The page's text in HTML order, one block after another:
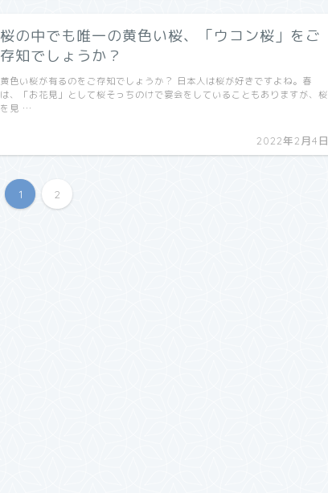
桜の中でも唯一の黄色い桜、「ウコン桜」をご
存知でしょうか？
2022年2月4日
黄色い桜が有るのをご存知でしょうか？ 日本人は桜が好きですよね。春
は、「お花見」として桜そっちのけで宴会をしていることもありますが、桜
を見 …
1 2